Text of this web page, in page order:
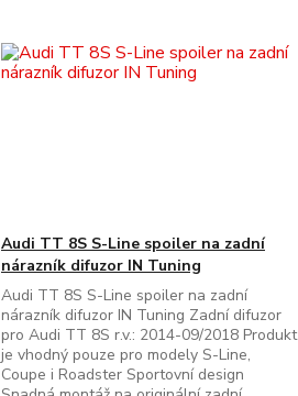
Audi TT 8S S-Line spoiler na zadní
nárazník difuzor IN Tuning
Audi TT 8S S-Line spoiler na zadní
nárazník difuzor IN Tuning Zadní difuzor
pro Audi TT 8S r.v.: 2014-09/2018 Produkt
je vhodný pouze pro modely S-Line,
Coupe i Roadster Sportovní design